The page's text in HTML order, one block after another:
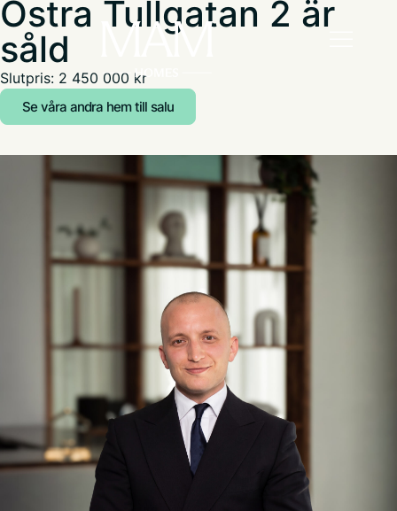
Östra Tullgatan 2 är
såld
Slutpris: 2 450 000 kr
Se våra andra hem till salu